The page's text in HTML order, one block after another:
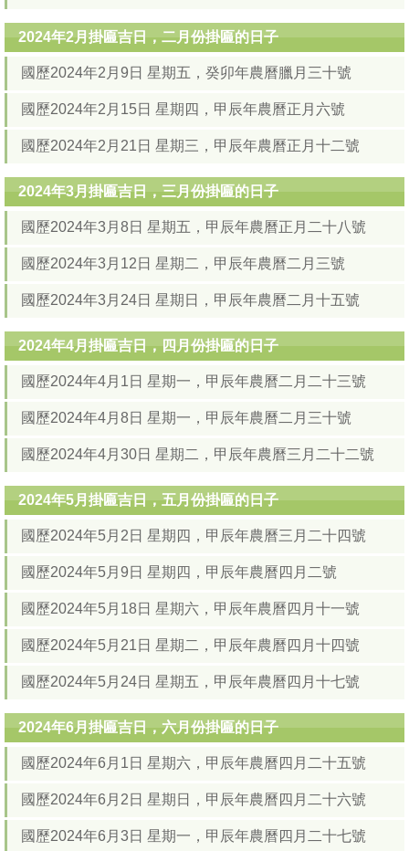
2024年2月掛匾吉日，二月份掛匾的日子
國歷2024年2月9日 星期五，癸卯年農曆臘月三十號
國歷2024年2月15日 星期四，甲辰年農曆正月六號
國歷2024年2月21日 星期三，甲辰年農曆正月十二號
2024年3月掛匾吉日，三月份掛匾的日子
國歷2024年3月8日 星期五，甲辰年農曆正月二十八號
國歷2024年3月12日 星期二，甲辰年農曆二月三號
國歷2024年3月24日 星期日，甲辰年農曆二月十五號
2024年4月掛匾吉日，四月份掛匾的日子
國歷2024年4月1日 星期一，甲辰年農曆二月二十三號
國歷2024年4月8日 星期一，甲辰年農曆二月三十號
國歷2024年4月30日 星期二，甲辰年農曆三月二十二號
2024年5月掛匾吉日，五月份掛匾的日子
國歷2024年5月2日 星期四，甲辰年農曆三月二十四號
國歷2024年5月9日 星期四，甲辰年農曆四月二號
國歷2024年5月18日 星期六，甲辰年農曆四月十一號
國歷2024年5月21日 星期二，甲辰年農曆四月十四號
國歷2024年5月24日 星期五，甲辰年農曆四月十七號
2024年6月掛匾吉日，六月份掛匾的日子
國歷2024年6月1日 星期六，甲辰年農曆四月二十五號
國歷2024年6月2日 星期日，甲辰年農曆四月二十六號
國歷2024年6月3日 星期一，甲辰年農曆四月二十七號